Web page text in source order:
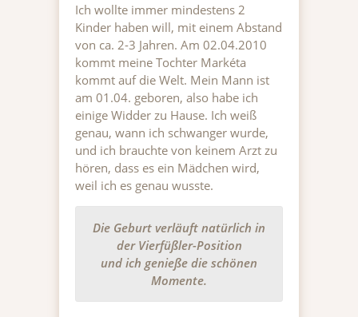
Ich wollte immer mindestens 2
Kinder haben will, mit einem Abstand
von ca. 2-3 Jahren. Am 02.04.2010
kommt meine Tochter Markéta
kommt auf die Welt. Mein Mann ist
am 01.04. geboren, also habe ich
einige Widder zu Hause. Ich weiß
genau, wann ich schwanger wurde,
und ich brauchte von keinem Arzt zu
hören, dass es ein Mädchen wird,
weil ich es genau wusste.
Die Geburt verläuft natürlich in
der Vierfüßler-Position
und ich genieße die schönen
Momente.